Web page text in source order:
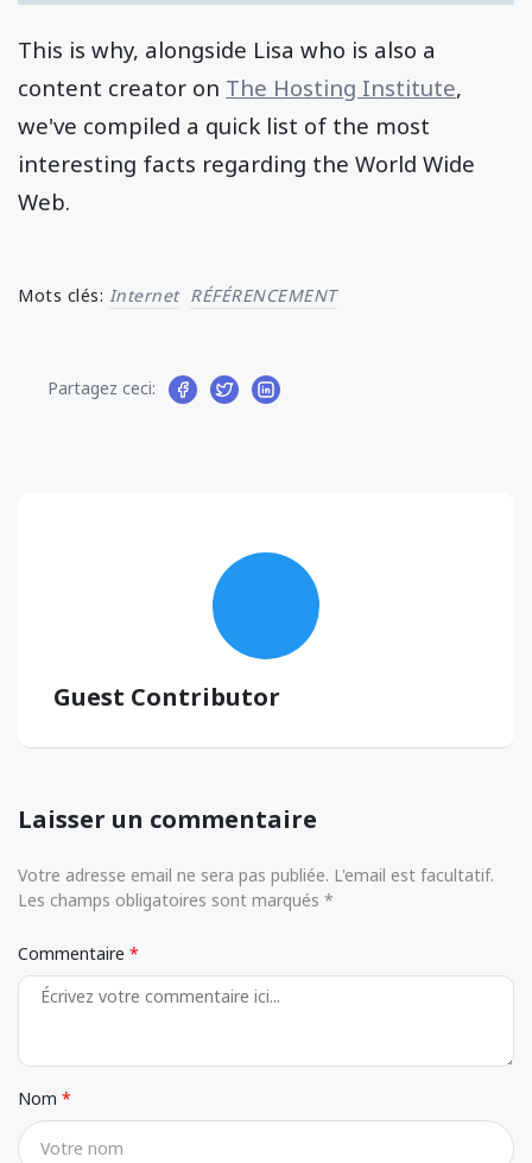
This is why, alongside Lisa who is also a
content creator on The Hosting Institute,
we've compiled a quick list of the most
interesting facts regarding the World Wide
Web.
Mots clés: Internet RÉFÉRENCEMENT
Partagez ceci:
Guest Contributor
Laisser un commentaire
Votre adresse email ne sera pas publiée. L'email est facultatif.
Les champs obligatoires sont marqués *
Commentaire
Nom